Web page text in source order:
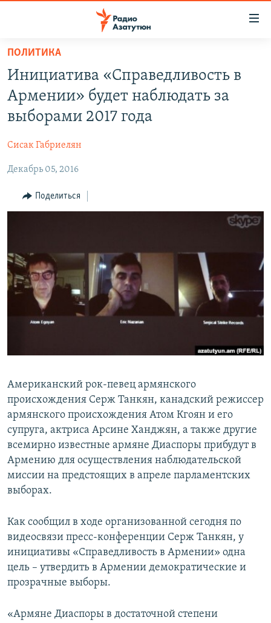
Перейти
основному
содержанию
Перейти
основной
навигации
Перейти
поиску
НОВОСТИ
ПОЛИТИКА
ЭКОНОМИКА
РЕГИОН
НАГОРНЫЙ КАРАБАХ
АРХИВ
Հայերեն
English
ПОЛИТИКА
Инициатива «Справедливость в
Армении» будет наблюдать за
выборами 2017 года
Сисак Габриелян
Декабрь 05, 2016
Поделиться
Американский рок-певец армянского
происхождения Серж Танкян, канадский режиссер
армянского происхождения Атом Кгоян и его
супруга, актриса Арсине Ханджян, а также другие
всемирно известные армяне Диаспоры прибудут в
Армению для осуществления наблюдательской
миссии на предстоящих в апреле парламентских
выборах.
Как сообщил в ходе организованной сегодня по
видеосвязи пресс-конференции Серж Танкян, у
инициативы «Справедливость в Армении» одна
цель – утвердить в Армении демократические и
прозрачные выборы.
«Армяне Диаспоры в достаточной степени